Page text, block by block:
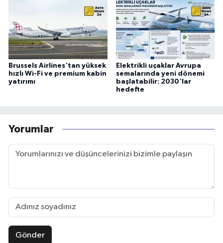
Brussels Airlines'tan yüksek
hızlı Wi-Fi ve premium kabin
yatırımı
Elektrikli uçaklar Avrupa
semalarında yeni dönemi
başlatabilir: 2030'lar
hedefte
Yorumlar
Gönder